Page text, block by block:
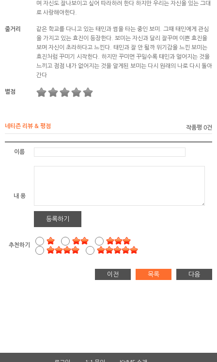
며 자신도 잘나보이고 싶어 따라하려 한다 하지만 우리는 자신을 있는 그대
로 사랑해야한다.
줄거리
같은 학교를 다니고 있는 태민과 썸을 타는 중인 보미. 그때 태민에게 관심
을 가지고 있는 효진이 등장한다. 보미는 자신과 달리 잘꾸며 이쁜 효진을
보며 자신이 초라하다고 느낀다. 태민과 잘 안 될까 위기감을 느낀 보미는
효진처럼 꾸미기 시작한다. 하지만 꾸미면 꾸밀수록 태민과 멀어지는 것을
느끼고 점점 내가 없어지는 것을 알게된 보미는 다시 원래의 나로 다시 돌아
간다
별점
네티즌 리뷰 & 평점 작품평 0건
이름
내 용
등록하기
추천하기
이전 목록 다음